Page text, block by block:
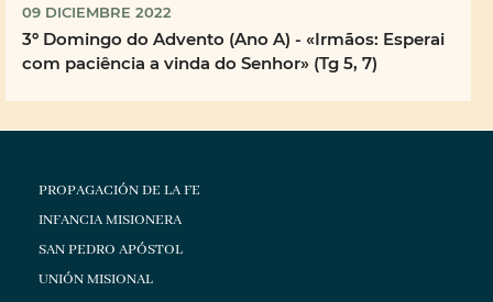
09 DICIEMBRE 2022
3º Domingo do Advento (Ano A) - «Irmãos: Esperai
com paciência a vinda do Senhor» (Tg 5, 7)
PROPAGACIÓN DE LA FE
INFANCIA MISIONERA
SAN PEDRO APÓSTOL
UNIÓN MISIONAL